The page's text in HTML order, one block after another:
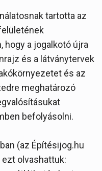
tartotta az
hogy a jogalkotó újra
és a látványtervek
és az
meghatározó
befolyásolni.
(az Építésijog.hu
ezt olvashattuk: